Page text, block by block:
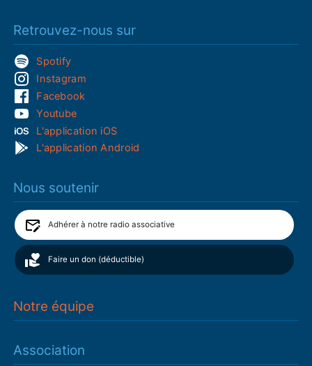
Retrouvez-nous sur
Spotify
Instagram
Facebook
Youtube
L'application iOS
L'application Android
Nous soutenir
Adhérer à notre radio associative
Faire un don (déductible)
Notre équipe
Association